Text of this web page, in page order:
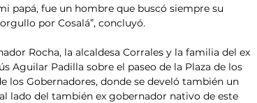
papá, fue un hombre que buscó siempre su
por Cosalá”, concluyó.
Rocha, la alcaldesa Corrales y la familia del ex
Aguilar Padilla sobre el paseo de la Plaza de los
los Gobernadores, donde se develó también un
lado del también ex gobernador nativo de este